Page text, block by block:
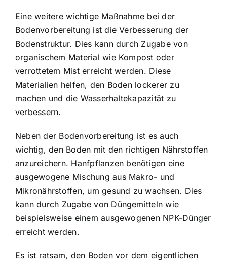
Eine weitere wichtige Maßnahme bei der
Bodenvorbereitung ist die Verbesserung der
Bodenstruktur. Dies kann durch Zugabe von
organischem Material wie Kompost oder
verrottetem Mist erreicht werden. Diese
Materialien helfen, den Boden lockerer zu
machen und die Wasserhaltekapazität zu
verbessern.
Neben der Bodenvorbereitung ist es auch
wichtig, den Boden mit den richtigen Nährstoffen
anzureichern. Hanfpflanzen benötigen eine
ausgewogene Mischung aus Makro- und
Mikronährstoffen, um gesund zu wachsen. Dies
kann durch Zugabe von Düngemitteln wie
beispielsweise einem ausgewogenen NPK-Dünger
erreicht werden.
Es ist ratsam, den Boden vor dem eigentlichen